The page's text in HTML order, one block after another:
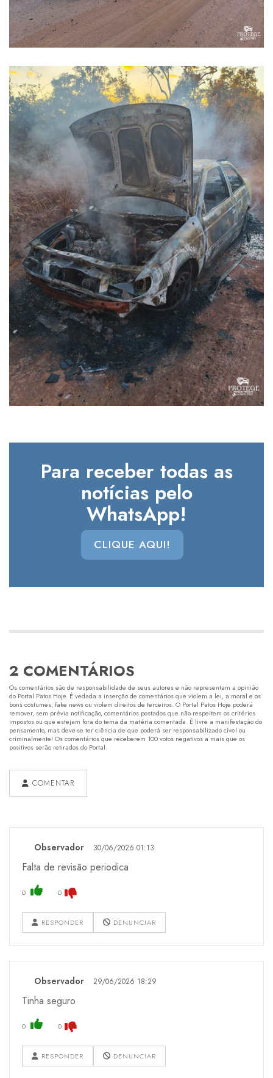
Para receber todas as
notícias pelo
WhatsApp!
CLIQUE AQUI!
2 COMENTÁRIOS
Os comentários são de responsabilidade de seus autores e não representam a opinião
do Portal Patos Hoje. É vedada a inserção de comentários que violem a lei, a moral e os
bons costumes, fake news ou violem direitos de terceiros. O Portal Patos Hoje poderá
remover, sem prévia notificação, comentários postados que não respeitem os critérios
impostos ou que estejam fora do tema da matéria comentada. É livre a manifestação do
pensamento, mas deve-se ter ciência de que poderá ser responsabilizado cível ou
criminalmente! Os comentários que receberem 100 votos negativos a mais que os
positivos serão retirados do Portal.
COMENTAR
Observador 30/06/2026 01:13
Falta de revisão periodica
0 0
RESPONDER DENUNCIAR
Observador 29/06/2026 18:29
Tinha seguro
0 0
RESPONDER DENUNCIAR